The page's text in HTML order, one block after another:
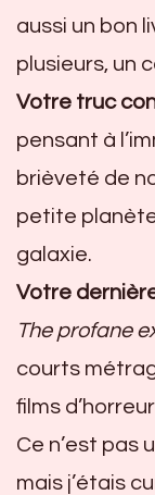
aussi un bon
plusieurs, un
Votre truc
pensant à
brièveté de
petite
galaxie.
Votre
The profane
courts
films
Ce n’est pas
mais j’étais